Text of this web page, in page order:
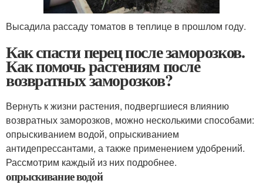
Высадила рассаду томатов в теплице в прошлом году.
Как спасти перец после заморозков.
Как помочь растениям после
возвратных заморозков?
Вернуть к жизни растения, подвергшиеся влиянию
возвратных заморозков, можно несколькими способами:
опрыскиванием водой, опрыскиванием
антидепрессантами, а также применением удобрений.
Рассмотрим каждый из них подробнее.
опрыскивание водой